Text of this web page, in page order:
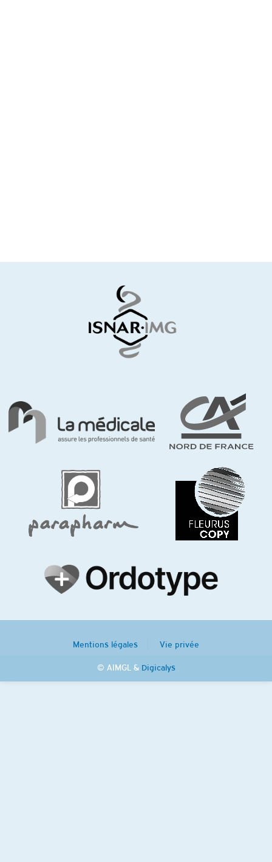
Mentions légales Vie privée
© AIMGL & Digicalys